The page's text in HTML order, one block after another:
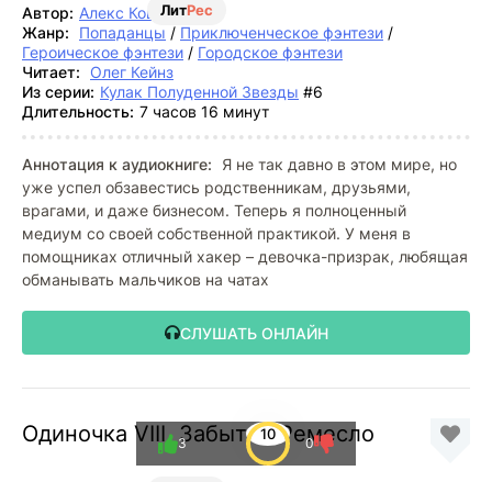
ЛитРес
Автор: Алекс Кош
Жанр:
Попаданцы / Приключенческое фэнтези /
Героическое фэнтези / Городское фэнтези
Читает: Олег Кейнз
Из серии: Кулак Полуденной Звезды #6
Длительность: 7 часов 16 минут
Аннотация к аудиокниге:
Я не так давно в этом мире, но
уже успел обзавестись родственникам, друзьями,
врагами, и даже бизнесом. Теперь я полноценный
медиум со своей собственной практикой. У меня в
помощниках отличный хакер – девочка-призрак, любящая
обманывать мальчиков на чатах
СЛУШАТЬ ОНЛАЙН
Одиночка VIII. Забытое Ремесло
10
3 0